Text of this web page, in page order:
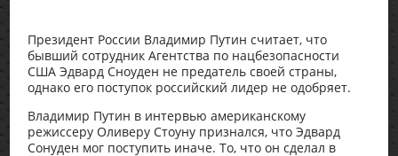
Президент России Владимир Путин считает, что
бывший сотрудник Агентства по нацбезопасности
США Эдвард Сноуден не предатель своей страны,
однако его поступок российский лидер не одобряет.
Владимир Путин в интервью американскому
режиссеру Оливеру Стоуну признался, что Эдвард
Сонуден мог поступить иначе. То, что он сделал в